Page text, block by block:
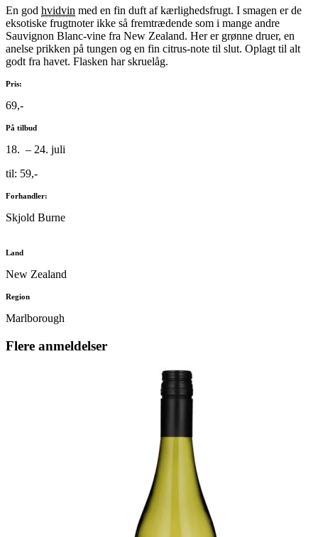
En god hvidvin med en fin duft af kærlighedsfrugt. I smagen er de
eksotiske frugtnoter ikke så fremtrædende som i mange andre
Sauvignon Blanc-vine fra New Zealand. Her er grønne druer, en
anelse prikken på tungen og en fin citrus-note til slut. Oplagt til alt
godt fra havet. Flasken har skruelåg.
Pris:
69,-
På tilbud
18. – 24. juli
til: 59,-
Forhandler:
Skjold Burne
Land
New Zealand
Region
Marlborough
Flere anmeldelser